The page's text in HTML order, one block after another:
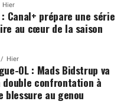
Hier
: Canal+ prépare une série
au cœur de la saison
Hier
OL : Mads Bidstrup va
double confrontation à
blessure au genou